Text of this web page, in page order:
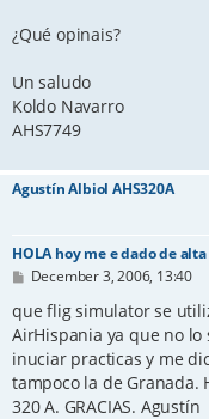
¿Qué opinais?
Un saludo
Koldo Navarro
AHS7749
Agustín Albiol AHS320A
HOLA hoy me e dado de alta
P
s
t
December 3, 2006, 13:40
que flig simulator se
AirHispania ya que no lo
inuciar practicas y me
tampoco la de Granada.
320 A. GRACIAS. Agustín